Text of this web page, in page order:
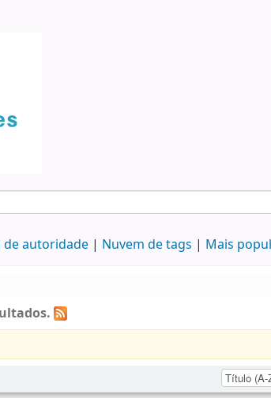
de autoridade Nuvem de tags Mais